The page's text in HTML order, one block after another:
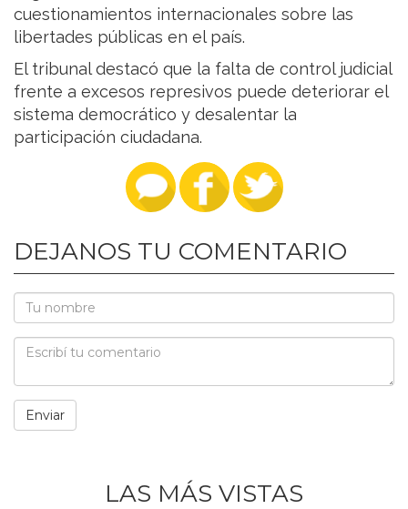
cuestionamientos internacionales sobre las
libertades públicas en el país.
El tribunal destacó que la falta de control judicial
frente a excesos represivos puede deteriorar el
sistema democrático y desalentar la
participación ciudadana.
DEJANOS TU COMENTARIO
LAS MÁS VISTAS